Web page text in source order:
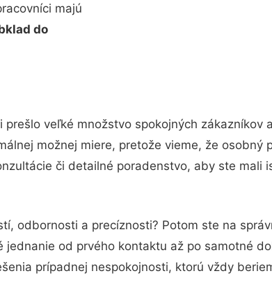
majú
do
veľké množstvo spokojných zákazníkov
možnej miere, pretože vieme, že osobný
či detailné poradenstvo, aby ste mali
odbornosti a precíznosti? Potom ste na
od prvého kontaktu až po samotné
prípadnej nespokojnosti, ktorú vždy